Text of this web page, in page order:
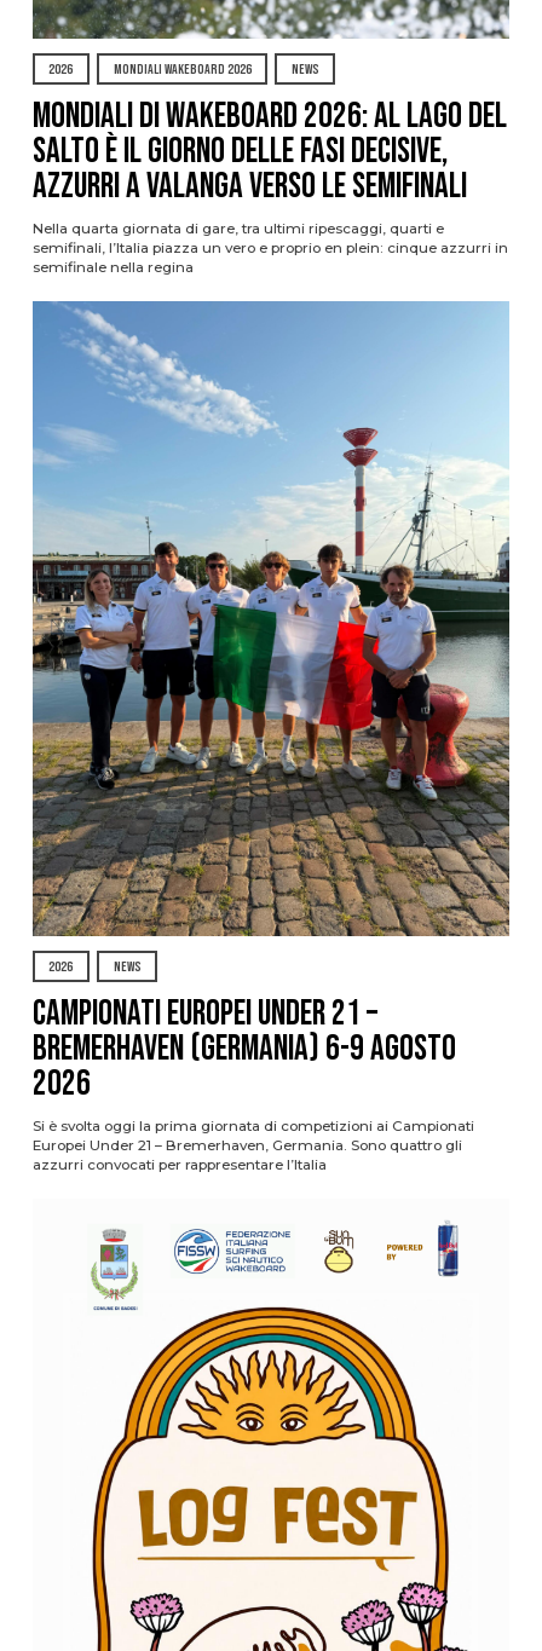
2026 MONDIALI WAKEBOARD 2026 NEWS
Mondiali di Wakeboard 2026: al Lago del
Salto è il giorno delle fasi decisive,
azzurri a valanga verso le semifinali
Nella quarta giornata di gare, tra ultimi ripescaggi, quarti e
semifinali, l’Italia piazza un vero e proprio en plein: cinque azzurri in
semifinale nella regina
2026 NEWS
Campionati Europei Under 21 –
Bremerhaven (Germania) 6-9 agosto
2026
Si è svolta oggi la prima giornata di competizioni ai Campionati
Europei Under 21 – Bremerhaven, Germania. Sono quattro gli
azzurri convocati per rappresentare l’Italia